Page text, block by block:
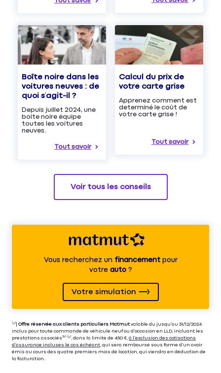
Boîte noire dans les
voitures neuves : de
quoi s’agit-il ?
Depuis juillet 2024, une
boîte noire équipe
toutes les voitures
neuves.
Tout savoir
Calcul du prix de
votre carte grise
Apprenez comment est
determiné le coût de
votre carte grise !
Tout savoir
Voir tous les conseils
Vous recherchez unfinancementpour
votre auto?
Votre simulation
⁽⁴⁾| Offre réservée aux clients particuliers Matmut valable du jusqu’au 31/12/2024
inclus pour toute commande de véhicule neuf ou d’occasion en LLD, incluant les
prestations associés⁽³⁾ ⁽⁵⁾, dans la limite de 450 €, à l’exclusion des cotisations
d’assurance incluses le cas échéant, qui sera remboursé sous forme d’un avoir
émis au cours des quatre premiers mois de location, qui viendra en déduction de
la facturation.